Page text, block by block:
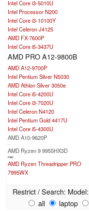
Intel Core i3-5010U
Intel Processor N200
Intel Core i3-10100Y
Intel Celeron J4125
AMD FX-7600P
Intel Core i5-3437U
AMD PRO A12-9800B
AMD A12-9700P
Intel Pentium Silver N5030
AMD Athlon Silver 3050e
Intel Core i5-4200U
Intel Core i3-7020U
Intel Celeron N4120
Intel Pentium Gold 4417U
Intel Core i5-4300U
AMD A10-9620P
AMD Ryzen 9 9955HX3D
max:
AMD Ryzen Threadripper PRO
7995WX
Restrict / Search: Model:
all
laptop